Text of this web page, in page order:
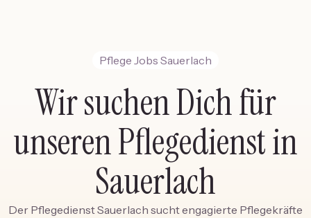
Pflege Jobs Sauerlach
Wir suchen Dich für
unseren Pflegedienst in
Sauerlach
Der Pflegedienst Sauerlach sucht engagierte Pflegekräfte